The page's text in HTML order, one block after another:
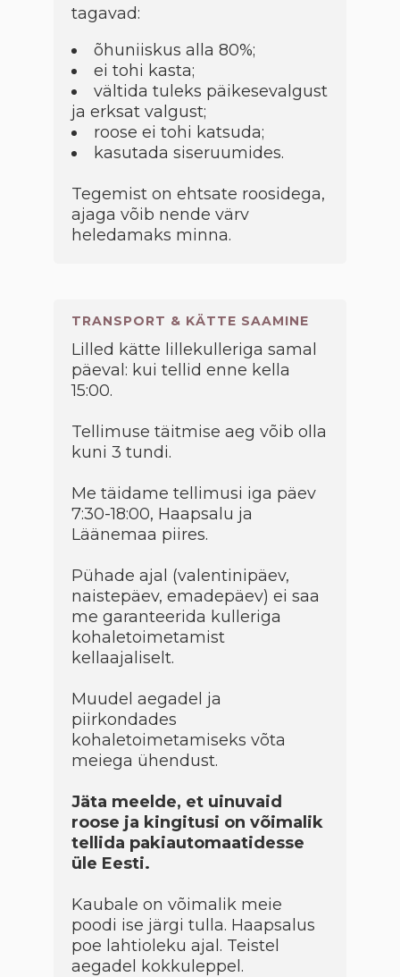
tagavad:
õhuniiskus alla 80%;
ei tohi kasta;
vältida tuleks päikesevalgust
ja erksat valgust;
roose ei tohi katsuda;
kasutada siseruumides.
Tegemist on ehtsate roosidega,
ajaga võib nende värv
heledamaks minna.
TRANSPORT & KÄTTE SAAMINE
Lilled kätte lillekulleriga samal
päeval: kui tellid enne kella
15:00.
Tellimuse täitmise aeg võib olla
kuni 3 tundi.
Me täidame tellimusi iga päev
7:30-18:00, Haapsalu ja
Läänemaa piires.
Pühade ajal (valentinipäev,
naistepäev, emadepäev) ei saa
me garanteerida kulleriga
kohaletoimetamist
kellaajaliselt.
Muudel aegadel ja
piirkondades
kohaletoimetamiseks võta
meiega ühendust.
Jäta meelde, et uinuvaid
roose ja kingitusi on võimalik
tellida pakiautomaatidesse
üle Eesti.
Kaubale on võimalik meie
poodi ise järgi tulla. Haapsalus
poe lahtioleku ajal. Teistel
aegadel kokkuleppel.